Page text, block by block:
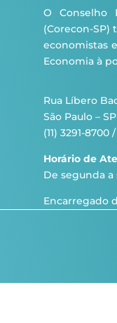
O Conselho
(Corecon-SP)
economistas
Economia à
Rua Líbero
São Paulo –
(11) 3291-8700
Horário de
De segunda a
Encarregado